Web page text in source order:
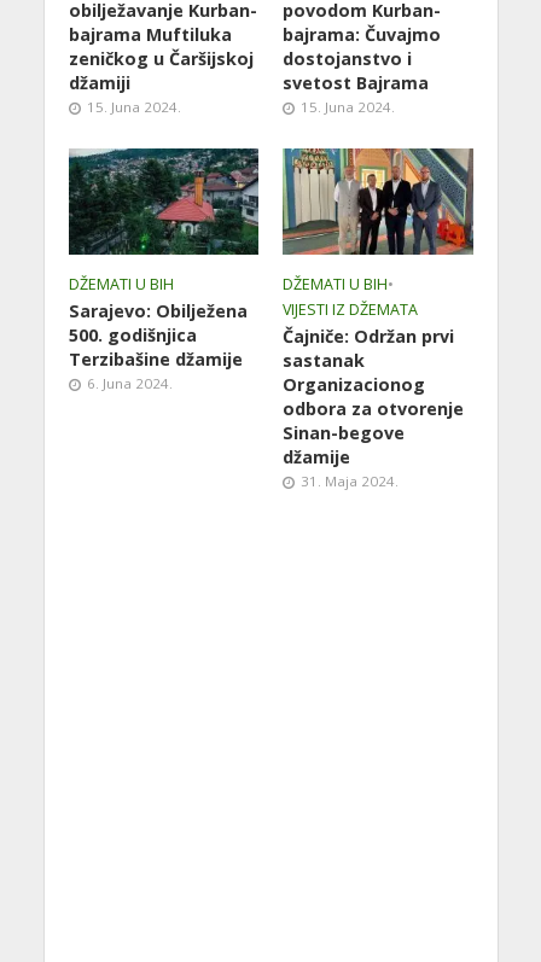
obilježavanje Kurban-
bajrama Muftiluka
zeničkog u Čaršijskoj
džamiji
15. Juna 2024.
povodom Kurban-
bajrama: Čuvajmo
dostojanstvo i
svetost Bajrama
15. Juna 2024.
DŽEMATI U BIH
Sarajevo: Obilježena
500. godišnjica
Terzibašine džamije
6. Juna 2024.
DŽEMATI U BIH•
VIJESTI IZ DŽEMATA
Čajniče: Održan prvi
sastanak
Organizacionog
odbora za otvorenje
Sinan-begove
džamije
31. Maja 2024.